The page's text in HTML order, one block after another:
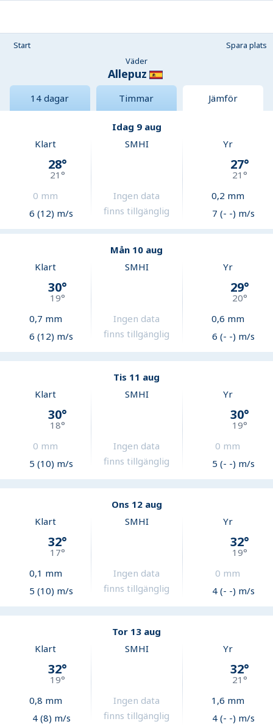
Start
Spara plats
Väder
Allepuz
14 dagar Timmar Jämför
Idag 9 aug
Klart
28°
21°
0 mm
6 (12) m/s
SMHI
Ingen data
finns tillgänglig
Yr
27°
21°
0,2 mm
7 (- -) m/s
Mån 10 aug
Klart
30°
19°
0,7 mm
6 (12) m/s
SMHI
Ingen data
finns tillgänglig
Yr
29°
20°
0,6 mm
6 (- -) m/s
Tis 11 aug
Klart
30°
18°
0 mm
5 (10) m/s
SMHI
Ingen data
finns tillgänglig
Yr
30°
19°
0 mm
5 (- -) m/s
Ons 12 aug
Klart
32°
17°
0,1 mm
5 (10) m/s
SMHI
Ingen data
finns tillgänglig
Yr
32°
19°
0 mm
4 (- -) m/s
Tor 13 aug
Klart
32°
19°
0,8 mm
4 (8) m/s
SMHI
Ingen data
finns tillgänglig
Yr
32°
21°
1,6 mm
4 (- -) m/s